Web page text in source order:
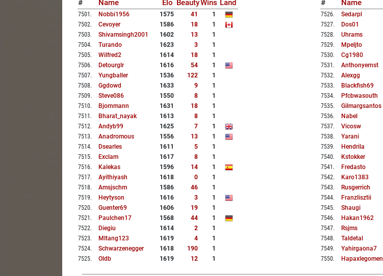
# Name Elo BeautyWins Land
7501 . Nobbi1956 1575 41
1
7502. Cevoyer 1586 18
1
7503. Shivamsingh2001 1602 13
1
7504. Turando 1623 3
1
7505. Wilfred2 1614 18
1
7506. Detourglr 1616 54
1
7507. Yungballer 1536 122
1
7508. Ggdowd 1633 9
1
7509. Steve086 1550 8
1
7510. Bjornmann 1631 18
1
7511 . Bharat_nayak 1613 8
1
7512. Andyb99 1625 7
1
7513. Anadromous 1556 13
1
7514. Dsearles 1611 5
1
7515. Exclam 1617 8
1
7516. Kalekas 1596 14
1
7517. Ayithiyash 1618 0
1
7518. Amsjschm 1586 46
1
7519. Heytyson 1616 3
1
7520. Guenter69 1606 19
1
7521 . Paulchen17 1568 44
1
7522. Diegiu 1614 2
1
7523. Mltang123 1619 4
1
7524. Schwarzenegger 1618 190
1
7525. Oldb 1619 12 1
# Name
7526. Sedarpl
7527. Dos01
7528. Uhrams
7529. Mpeljto
7530. Cg1980
7531 . Anthonyernst
7532. Alexgg
7533. Blackfish69
7534. Pfcbwasouth
7535. Gilmargsantos
7536. Nabel
7537. Vicosw
7538. Yarani
7539. Hendrila
7540. Kstokker
7541 . Fredasto
7542. Karo1383
7543. Rusgerrich
7544. Franzlisztii
7545. Shaugi
7546. Hakan1962
7547. Rsjms
7548. Taldetal
7549. Yahirgaona7
7550. Hapaxlegomen